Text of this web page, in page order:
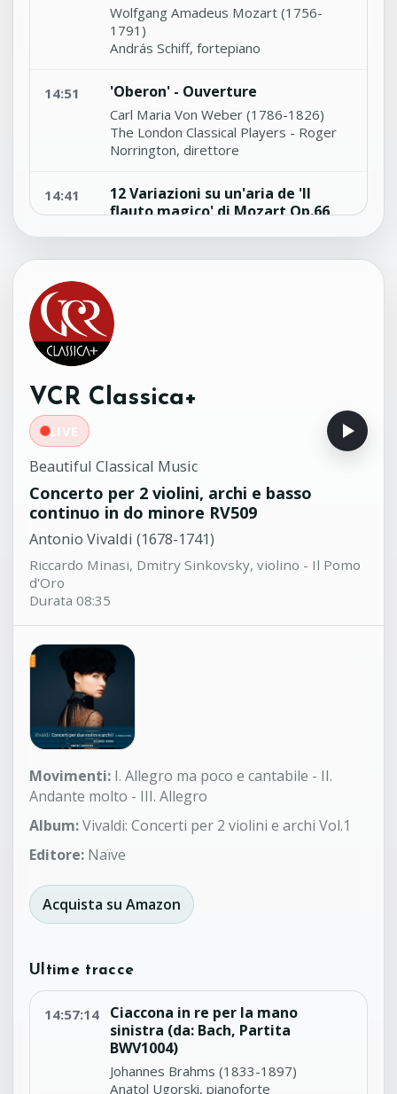
Wolfgang Amadeus Mozart (1756-
1791)
András Schiff, fortepiano
14:51 'Oberon' - Ouverture
Carl Maria Von Weber (1786-1826)
The London Classical Players - Roger
Norrington, direttore
14:41
12 Variazioni su un'aria de 'Il
flauto magico' di Mozart Op.66
Ludwig Van Beethoven (1770-1827)
14:26
Sonata su 'Il flauto magico' di
W.A. Mozart per pianoforte in Fa
magg
Victoria Vassilenko, pianoforte
VCR Classica+
LIVE
Beautiful Classical Music
Concerto per 2 violini, archi e basso
continuo in do minore RV509
Antonio Vivaldi (1678-1741)
Riccardo Minasi, Dmitry Sinkovsky, violino - Il Pomo
d'Oro
Durata 08:35
Movimenti: I. Allegro ma poco e cantabile - II.
Andante molto - III. Allegro
Album:Vivaldi: Concerti per 2 violini e archi Vol.1
Editore: Naïve
Acquista su Amazon
Ultime tracce
14:57:14
Ciaccona in re per la mano
sinistra (da: Bach, Partita
BWV1004)
Johannes Brahms (1833-1897)
Anatol Ugorski, pianoforte